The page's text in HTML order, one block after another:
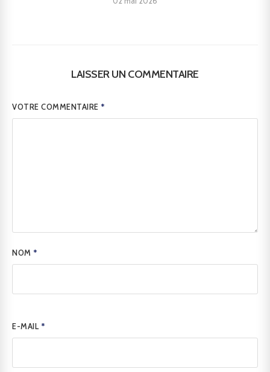
LAISSER UN COMMENTAIRE
VOTRE COMMENTAIRE*
NOM*
E-MAIL *